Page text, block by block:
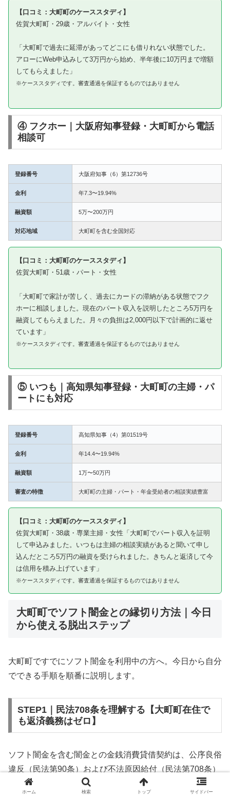
【口コミ：大町町のケーススタディ】
佐賀大町町・29歳・アルバイト・女性
「大町町で過去に延滞があってどこにも借りれない状態でした。
アローにWeb申込みして3万円から始め、半年後に10万円まで増額
してもらえました」
※ケーススタディです。審査通過を保証するものではありません
④ フクホー｜大阪府知事登録・大町町から電話
相談可
登録番号 大阪府知事（6）第12736号
金利 年7.3〜19.94%
融資額 5万〜200万円
対応地域 大町町を含む全国対応
【口コミ：大町町のケーススタディ】
佐賀大町町・51歳・パート・女性
「大町町で家計が苦しく、過去にカードの滞納がある状態でフク
ホーに相談しました。現在のパート収入を説明したところ5万円を
融資してもらえました。月々の負担は2,000円以下で計画的に返せ
ています」
※ケーススタディです。審査通過を保証するものではありません
⑤ いつも｜高知県知事登録・大町町の主婦・パ
ートにも対応
登録番号 高知県知事（4）第01519号
金利 年14.4〜19.94%
融資額 1万〜50万円
審査の特徴 大町町の主婦・パート・年金受給者の相談実績豊富
【口コミ：大町町のケーススタディ】
佐賀大町町・38歳・専業主婦・女性「大町町でパート収入を証明
して申込みました。いつもは主婦の相談実績があると聞いて申し
込んだところ5万円の融資を受けられました。きちんと返済して今
は信用を積み上げています」
※ケーススタディです。審査通過を保証するものではありません
大町町でソフト闇金との縁切り方法｜今日
から使える脱出ステップ
大町町ですでにソフト闇金を利用中の方へ。今日から自分
でできる手順を順番に説明します。
STEP1｜民法708条を理解する【大町町在住で
も返済義務はゼロ】
ソフト闇金を含む闇金との金銭消費貸借契約は、公序良俗
違反（民法第90条）および不法原因給付（民法第708条）
に該当するため、法的には無効です。大町町在住であって
ホーム 検索 トップ サイドバー